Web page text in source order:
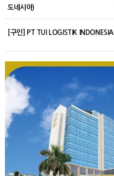
도네시아)
[구인] PT TUI LOGISTIK INDONESIA